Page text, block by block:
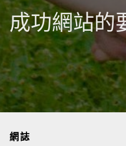
成功網站的
網誌